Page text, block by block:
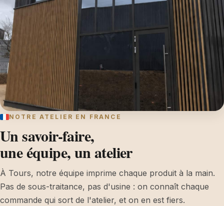
NOTRE ATELIER EN FRANCE
Un savoir-faire,
une équipe, un atelier
À Tours, notre équipe imprime chaque produit à la main.
Pas de sous-traitance, pas d'usine : on connaît chaque
commande qui sort de l'atelier, et on en est fiers.